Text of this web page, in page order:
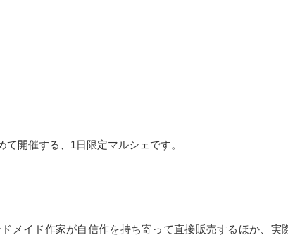
開催する、1日限定マルシェです。
メイド作家が自信作を持ち寄って直接販売するほか、実